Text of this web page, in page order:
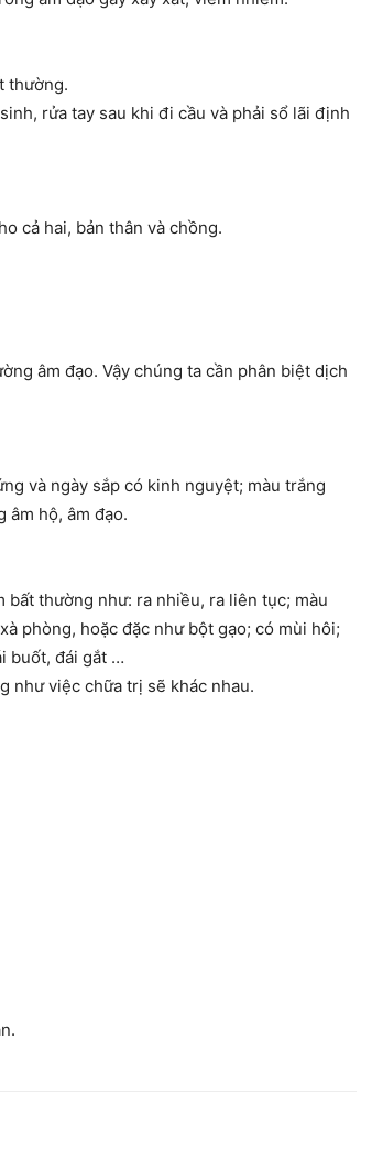
thường.
rửa tay sau khi đi cầu và phải sổ lãi định
cả hai, bản thân và chồng.
âm đạo. Vậy chúng ta cần phân biệt dịch
và ngày sắp có kinh nguyệt; màu trắng
âm hộ, âm đạo.
thường như: ra nhiều, ra liên tục; màu
phòng, hoặc đặc như bột gạo; có mùi hôi;
buốt, đái gắt …
như việc chữa trị sẽ khác nhau.